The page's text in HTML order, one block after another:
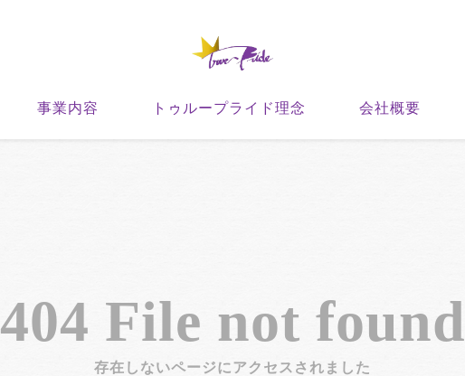
事業内容 トゥループライド理念 会社概要
404 File not found
存在しないページにアクセスされました